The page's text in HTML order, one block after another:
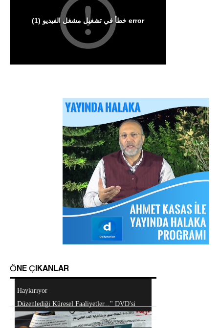
ÖNE ÇIKANLAR
Android Cihazlar İçin Anayasa Tasarısı
Hizb-ut Tahrir Kimdir?
Sorular ve Cevaplar
Mescidi Aksa İslam Ümmetine ve Ordulara
Haykırıyor
Arakan Müslümanları İslam Ümmetinden ve
Hizb-ut Tahrir Emirine Sorulanlar